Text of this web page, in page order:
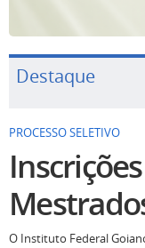
Destaque
PROCESSO SELETIVO
O Instituto Federal